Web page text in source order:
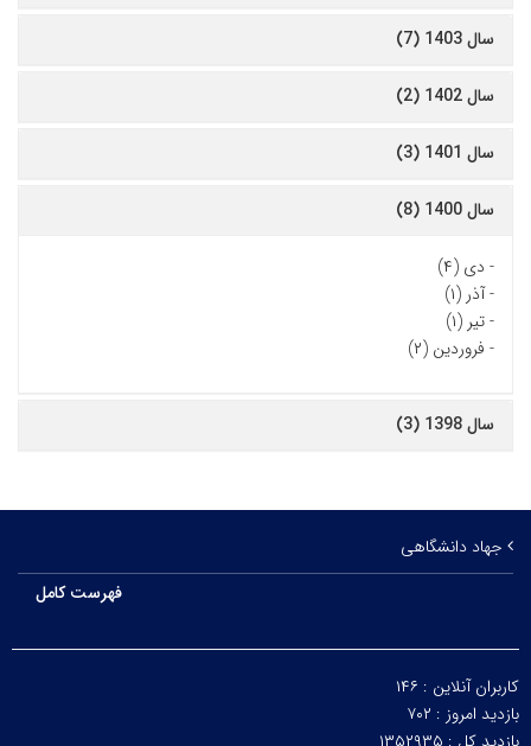
سال 1403 (7)
سال 1402 (2)
سال 1401 (3)
سال 1400 (8)
- دی (۴)
-آذر (۱)
-تیر (۱)
- فروردین (۲)
سال 1398 (3)
جهاد دانشگاهی
فهرست کامل
کاربران آنلاین : ۱۴۶
بازدید امروز : ۷۰۲